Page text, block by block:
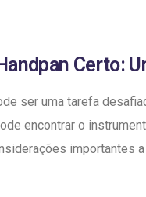
Certo:
ser uma tarefa
encontrar o
importantes